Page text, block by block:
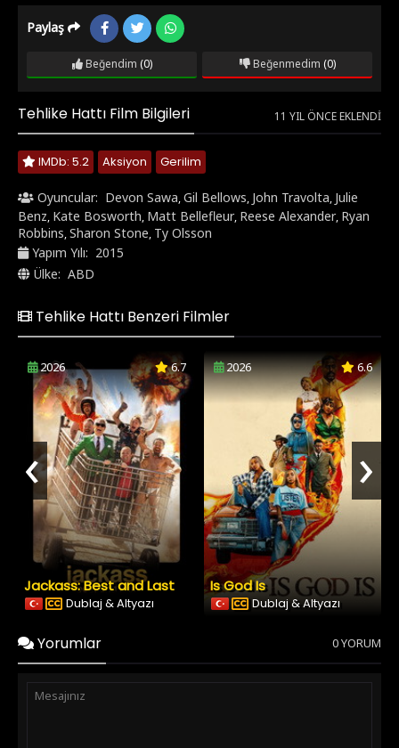
Paylaş
Beğendim (0) Beğenmedim (0)
Tehlike Hattı Film Bilgileri 11 YIL ÖNCE EKLENDI
IMDb: 5.2 Aksiyon Gerilim
Oyuncular: Devon Sawa,Gil Bellows, John Travolta, Julie
Benz, Kate Bosworth, Matt Bellefleur, Reese Alexander, Ryan
Robbins,Sharon Stone, Ty Olsson
Yapım Yılı: 2015
Ülke: ABD
Tehlike Hattı Benzeri Filmler
2026 6.7
Jackass: Best and Last
Dublaj & Altyazı
2026 6.6
Is God Is
Dublaj & Altyazı
‹ ›
Yorumlar 0 YORUM